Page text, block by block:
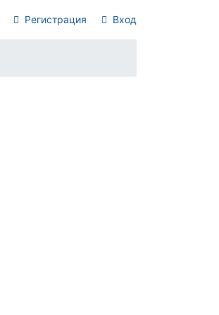
Регистрация Вход